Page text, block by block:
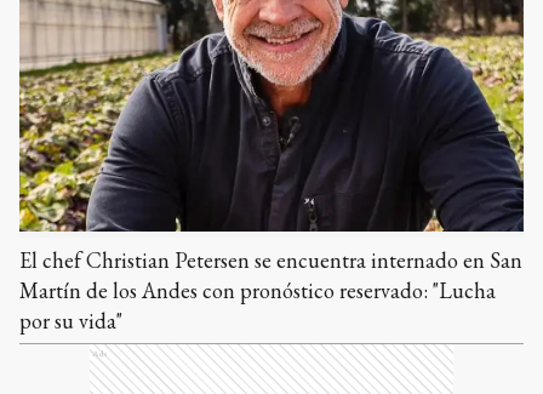
El chef Christian Petersen se encuentra internado en San
Martín de los Andes con pronóstico reservado: "Lucha
por su vida"
Ads